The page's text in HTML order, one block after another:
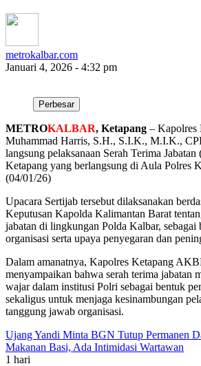
metrokalbar.com
Januari 4, 2026 - 4:32 pm
Perbesar
METROKALBAR, Ketapang – Kapolres
Muhammad Harris, S.H., S.I.K., M.I.K.,
langsung pelaksanaan Serah Terima
Ketapang yang berlangsung di Aula Polres
(04/01/26)
Upacara Sertijab tersebut dilaksanakan
Keputusan Kapolda Kalimantan Barat
jabatan di lingkungan Polda Kalbar, sebagai
organisasi serta upaya penyegaran dan
Dalam amanatnya, Kapolres Ketapang
menyampaikan bahwa serah terima jabatan
wajar dalam institusi Polri sebagai bentuk
sekaligus untuk menjaga kesinambungan
tanggung jawab organisasi.
Ujang Yandi Minta BGN Tutup Permanen
Makanan Basi, Ada Intimidasi Wartawan
1 hari